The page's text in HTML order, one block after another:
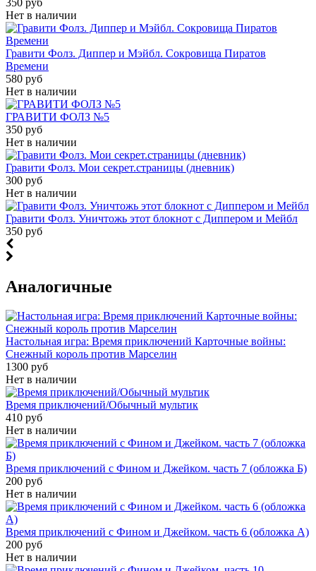
Нет в наличии
Гравити Фолз. Диппер и Мэйбл. Сокровища Пиратов
Времени
580 руб
Нет в наличии
ГРАВИТИ ФОЛЗ №5
350 руб
Нет в наличии
Гравити Фолз. Мои секрет.страницы (дневник)
300 руб
Нет в наличии
Гравити Фолз. Уничтожь этот блокнот с Диппером и Мейбл
350 руб
Аналогичные
Настольная игра: Время приключений Карточные войны:
Снежный король против Марселин
1300 руб
Нет в наличии
Время приключений/Обычный мультик
410 руб
Нет в наличии
Время приключений с Фином и Джейком. часть 7 (обложка Б)
200 руб
Нет в наличии
Время приключений с Фином и Джейком. часть 6 (обложка А)
200 руб
Нет в наличии